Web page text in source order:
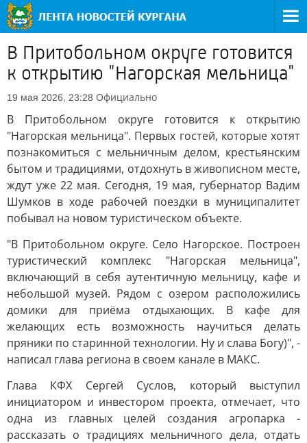
В Притобольном округе готовится
к открытию "Нагорская мельница"
19 мая 2026, 23:28 Официально
В Притобольном округе готовится к открытию
"Нагорская мельница". Первых гостей, которые хотят
познакомиться с мельничным делом, крестьянским
бытом и традициями, отдохнуть в живописном месте,
ждут уже 22 мая. Сегодня, 19 мая, губернатор Вадим
Шумков в ходе рабочей поездки в муниципалитет
побывал на новом туристическом объекте.
"В Притобольном округе. Село Нагорское. Построен
туристический комплекс "Нагорская мельница",
включающий в себя аутентичную мельницу, кафе и
небольшой музей. Рядом с озером расположились
домики для приёма отдыхающих. В кафе для
желающих есть возможность научиться делать
пряники по старинной технологии. Ну и слава Богу)", -
написал глава региона в своем канале в МАКС.
Глава КФХ Сергей Суслов, который выступил
инициатором и инвестором проекта, отмечает, что
одна из главных целей создания агропарка -
рассказать о традициях мельничного дела, отдать